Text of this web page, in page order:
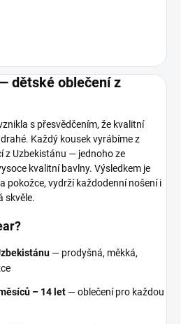
dětské oblečení z
s přesvědčením, že kvalitní
Každý kousek vyrábíme z
z Uzbekistánu — jednoho ze
kvalitní bavlny. Výsledkem je
pokožce, vydrží každodenní nošení i
skvěle.
— prodyšná, měkká,
– 14 let — oblečení pro každou